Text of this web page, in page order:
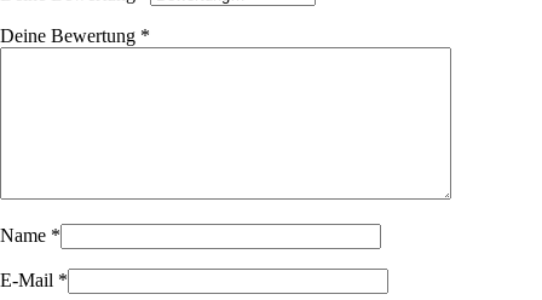
Deine Bewertung *
Name *
E-Mail *